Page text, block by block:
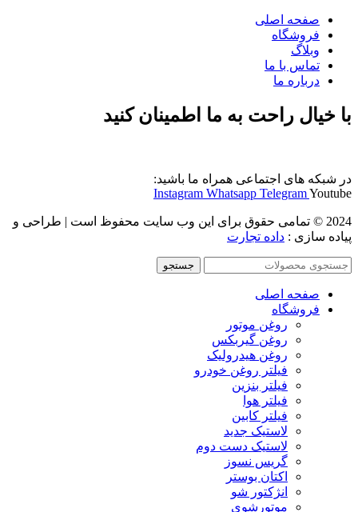
صفحه اصلی
فروشگاه
وبلاگ
تماس با ما
درباره ما
با خیال راحت به ما اطمینان کنید
در شبکه های اجتماعی همراه ما باشید:
Instagram Whatsapp TelegramYoutube
2024 © تمامی حقوق برای این وب سایت محفوظ است | طراحی و
پیاده سازی : داده تجارت
جستجو
صفحه اصلی
فروشگاه
روغن موتور
روغن گیربکس
روغن هیدرولیک
فیلتر روغن خودرو
فیلتر بنزین
فیلتر هوا
فیلتر کابین
لاستیک جدید
لاستیک دست دوم
گریس نسوز
اکتان بوستر
انژکتور شو
موتورشوی